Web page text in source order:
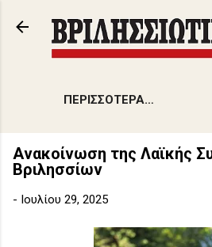
Μετάβαση στο κύριο
ΠΕΡΙΣΣΌΤΕΡΑ…
Ανακοίνωση της Λαϊκής
Βριλησσίων
- Ιουλίου 29, 2025